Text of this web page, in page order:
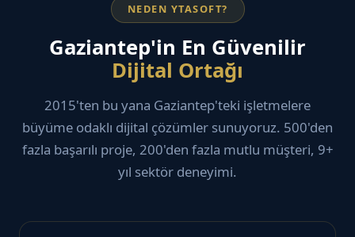
NEDEN YTASOFT?
Gaziantep'in En Güvenilir
Dijital Ortağı
2015'ten bu yana Gaziantep'teki işletmelere
büyüme odaklı dijital çözümler sunuyoruz. 500'den
fazla başarılı proje, 200'den fazla mutlu müşteri, 9+
yıl sektör deneyimi.